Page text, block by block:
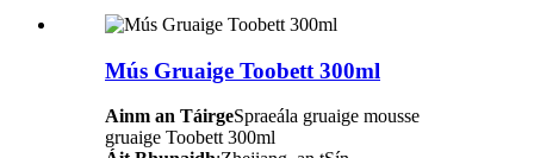
Mús Gruaige Toobett 300ml
Ainm an TáirgeSpraeála gruaige mousse
gruaige Toobett 300ml